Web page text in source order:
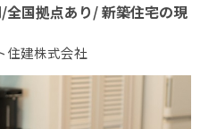
全国拠点あり/ 新築住宅の現
建株式会社